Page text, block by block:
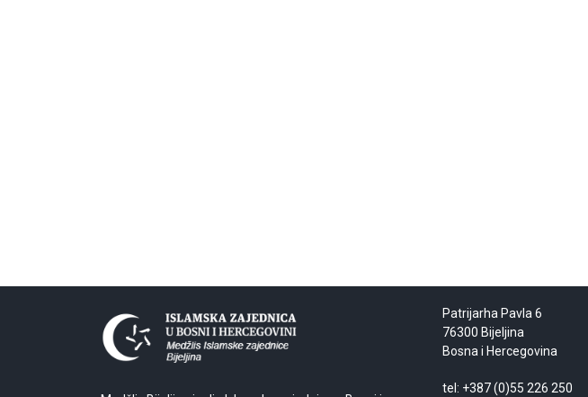
Patrijarha Pavla 6
76300 Bijeljina
Bosna i Hercegovina
tel: +387 (0)55 226 250